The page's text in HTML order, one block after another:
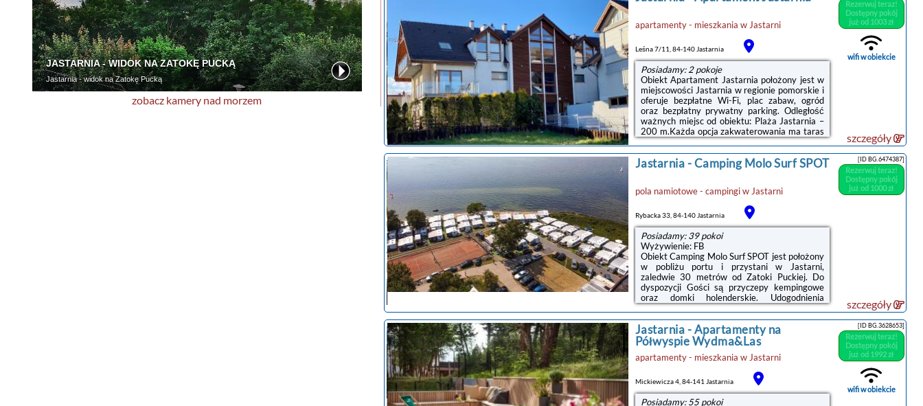
ponadto w pełni wyposażony aneks kuchenny
mikrofalową oraz łazienkę z prysznicem i
suszarką do włosów.Obiekt Marina Plaza
Apartamenty Jastarnia udostępnia Gościom
bezpłatny parking prywatny.Doba ...
apartamenty - mieszkania w Jastarni
Leśna 7/11, 84-140 Jastarnia
Posiadamy: 2 pokoje
Obiekt Apartament Jastarnia położony jest w
miejscowości Jastarnia w regionie pomorskie i
oferuje bezpłatne Wi-Fi, plac zabaw, ogród
oraz bezpłatny prywatny parking. Odległość
ważnych miejsc od obiektu: Plaża Jastarnia –
200 m.Każda opcja zakwaterowania ma taras
i wyposażona jest w telewizor z płaskim
ekranem oraz pralkę. We wszystkich opcjach
znajduje się kuchnia z pełnym wyposażeniem,
w tym lodówką, jak również część
prywatna łazienka z prysznicem i bezpłatnym
zestawem kosmetyków. Wyposażenie
obejmuje także zmywarkę, płytę ...
Rezerwuj teraz!
Dostępny pokój
już od 1003 zł
wifi w obiekcie
szczegóły
Jastarnia-Camping Molo Surf SPOT
pola namiotowe - campingiw Jastarni
Rybacka 33, 84-140 Jastarnia
Posiadamy: 39 pokoi
Wyżywienie: FB
Obiekt Camping Molo Surf SPOT jest położony
w pobliżu portu i przystani w Jastarni,
zaledwie 30 metrów od Zatoki Puckiej. Do
dyspozycji Gości są przyczepy kempingowe
oraz domki holenderskie. Udogodnienia
obejmują strefę relaksacyjną z wygodnymi
poduchami i sprzętem do grillowania, a także
kort tenisowy oraz boisko do gry w siatkówkę i
koszykówkę.Przyczepy kempingowe i domki
holenderskie mieszczą część wypoczynkową z
telewizorem oraz w pełni wyposażony aneks
kuchenny z lodówką i przyborami kuchennymi.
Na miejscu działa bar, restauracja i sklepy.
Goście mogą wybierać spośród ...
[ID BG.6474387]
Rezerwuj teraz!
Dostępny pokój
już od 1000 zł
szczegóły
Jastarnia-Apartamenty na
Półwyspie Wydma&Las
apartamenty - mieszkania w Jastarni
Mickiewicza 4, 84-141 Jastarnia
Posiadamy: 55 pokoi
[ID BG.3628653]
Rezerwuj teraz!
Dostępny pokój
już od 1992 zł
wifi w obiekcie
zobacz kamery nad morzem